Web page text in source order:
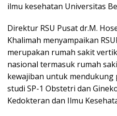
ilmu kesehatan Universitas
Direktur RSU Pusat dr.M.
Khalimah menyampaikan
merupakan rumah sakit
nasional termasuk rumah
kewajiban untuk
studi SP-1 Obstetri dan
Kedokteran dan Ilmu